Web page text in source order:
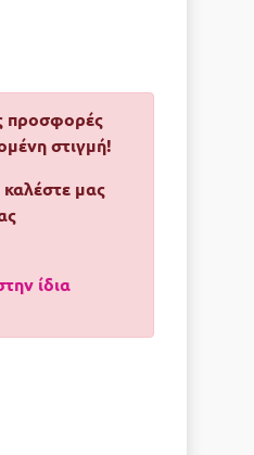
προσφορές
στιγμή!
μας
ίδια